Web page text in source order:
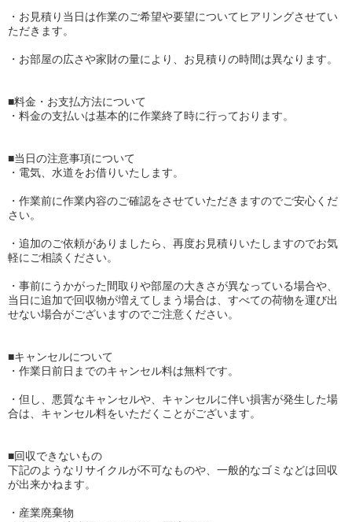
・お見積り当日は作業のご希望や要望についてヒアリングさせてい
ただきます。
・お部屋の広さや家財の量により、お見積りの時間は異なります。
■料金・お支払方法について
・料金の支払いは基本的に作業終了時に行っております。
■当日の注意事項について
・電気、水道をお借りいたします。
・作業前に作業内容のご確認をさせていただきますのでご安心くだ
さい。
・追加のご依頼がありましたら、再度お見積りいたしますのでお気
軽にご相談ください。
・事前にうかがった間取りや部屋の大きさが異なっている場合や、
当日に追加で回収物が増えてしまう場合は、すべての荷物を運び出
せない場合がございますのでご注意ください。
■キャンセルについて
・作業日前日までのキャンセル料は無料です。
・但し、悪質なキャンセルや、キャンセルに伴い損害が発生した場
合は、キャンセル料をいただくことがございます。
■回収できないもの
下記のようなリサイクルが不可なものや、一般的なゴミなどは回収
が出来かねます。
・産業廃棄物